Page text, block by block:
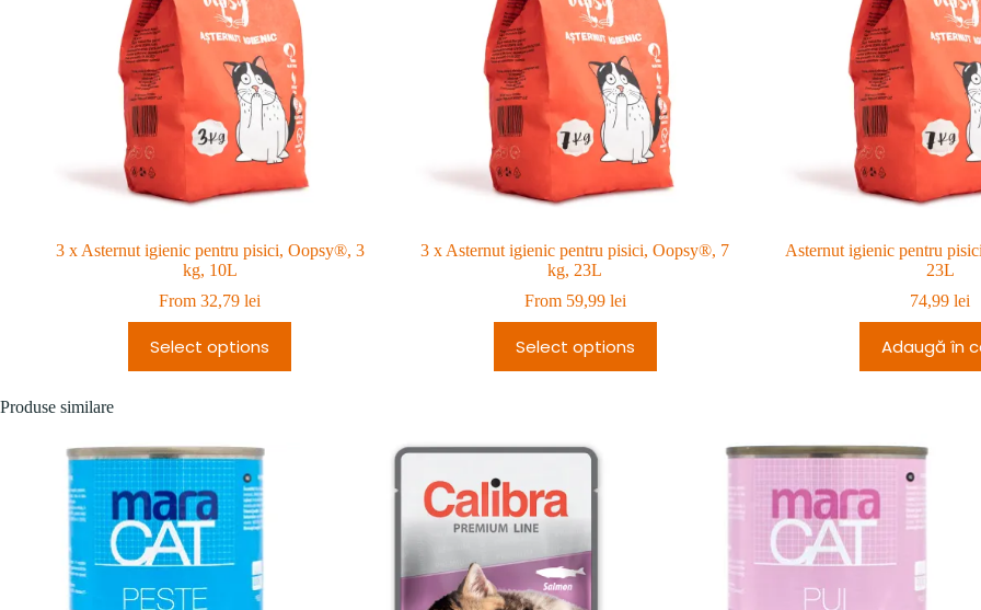
3 x Asternut igienic pentru pisici, Oopsy®, 3
kg, 10L
From 32,79lei
Select options
3 x Asternut igienic pentru pisici, Oopsy®, 7
kg, 23L
From 59,99 lei
Select options
Asternut igienic pentru
23L
74,99lei
Adaugă în
Produse similare